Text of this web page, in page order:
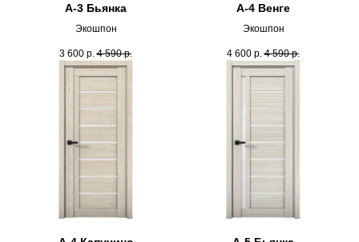
А-3 Бьянка
Экошпон
3 600 р. 4 590 р.
А-4 Венге
Экошпон
4 600 р. 4 590 р.